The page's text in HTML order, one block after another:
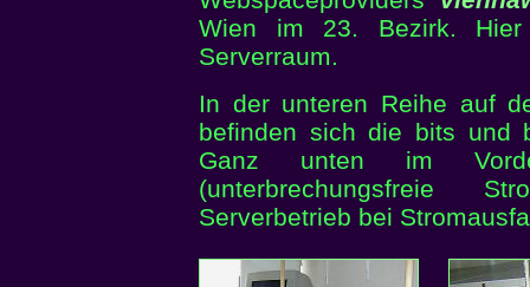
Wien im 23. Bezirk.
Serverraum.
In der unteren Reihe auf
befinden sich die bits und
Ganz unten im
(unterbrechungsfreie
Serverbetrieb bei